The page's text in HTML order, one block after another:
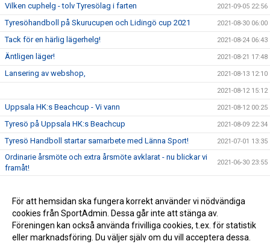
Vilken cuphelg - tolv Tyresölag i farten 2021-09-05 22:56
Tyresöhandboll på Skurucupen och Lidingö cup 2021 2021-08-30 06:00
Tack för en härlig lägerhelg! 2021-08-24 06:43
Äntligen läger! 2021-08-21 17:48
Lansering av webshop, 2021-08-13 12:10
2021-08-12 15:12
Uppsala HK:s Beachcup - Vi vann 2021-08-12 00:25
Tyresö på Uppsala HK:s Beachcup 2021-08-09 22:34
Tyresö Handboll startar samarbete med Länna Sport! 2021-07-01 13:35
Ordinarie årsmöte och extra årsmöte avklarat - nu blickar vi
framåt!
2021-06-30 23:55
Gräsroten, 2021-06-12 18:19
Nyheter inför sommaren 2021-06-07 19:14
För att hemsidan ska fungera korrekt använder vi nödvändiga
cookies från SportAdmin. Dessa går inte att stänga av.
Föreningen kan också använda frivilliga cookies, t.ex. för statistik
eller marknadsföring. Du väljer själv om du vill acceptera dessa.